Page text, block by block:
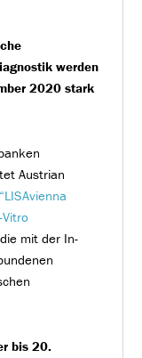
werden
2020 stark
Austrian
“LISAvienna
mit der In-
bis 20.